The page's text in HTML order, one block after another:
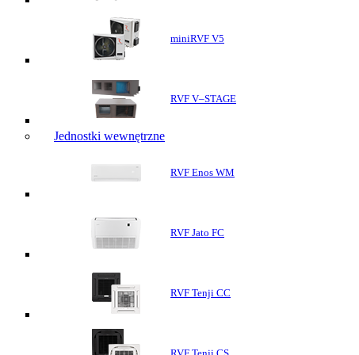
miniRVF V5
RVF V–STAGE
Jednostki wewnętrzne
RVF Enos WM
RVF Jato FC
RVF Tenji CC